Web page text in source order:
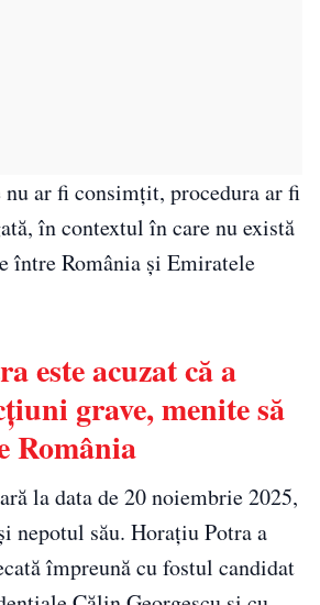
ar fi consimțit, procedura ar fi
în contextul în care nu există
între România și Emiratele
este acuzat că a
grave, menite să
România
la data de 20 noiembrie 2025,
nepotul său. Horațiu Potra a
împreună cu fostul candidat